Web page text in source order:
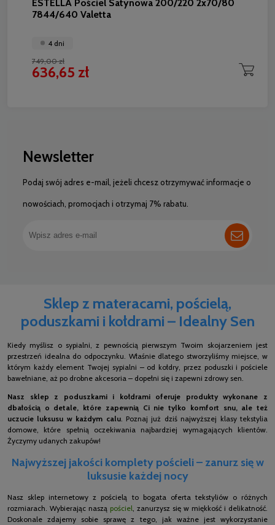
ESTELLA Pościel Satynowa 200/220 2x70/80
7844/640 Valetta
4 dni
749,00 zł
636,65 zł
Newsletter
Podaj swój adres e-mail, jeżeli chcesz otrzymywać informacje o
nowościach, promocjach i otrzymaj 7% rabatu.
Sklep z materacami, pościelą,
poduszkami i kołdrami – Idealny Sen
Kiedy myślisz o sypialni, z pewnością pierwszym Twoim skojarzeniem jest
przestrzeń idealna do odpoczynku. Właśnie dlatego stworzyliśmy miejsce, w
którym każdy element Twojej sypialni – od kołdry, przez poduszki i pościele
bawełniane, aż po drobne akcesoria – dopełni się i zapewni zdrowy sen.
Nasz sklep z poduszkami i kołdrami oferuje produkty wykonane z
dbałością o detale, które zapewnią Ci nie tylko komfort snu, ale też
uczucie luksusu w każdym calu. Poznaj już dziś najwyższej klasy tekstylia
domowe, które spełnią oczekiwania najbardziej wymagających klientów.
Życzymy udanych zakupów!
Najwyższej jakości komplety pościeli – zanurz się w
luksusie każdej nocy
Nasz sklep internetowy z pościelą to bogata oferta tekstyliów o różnych
rozmiarach. Wybierając naszą pościel, zanurzysz się w miękkość i delikatność.
Doskonale zdajemy sobie sprawę z tego, jak ważne jest wykorzystanie